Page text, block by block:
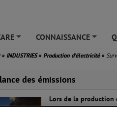
CONNAISSANCE
» INDUSTRIES» Production d’électricité »
des émissions
Lors de la production
génère